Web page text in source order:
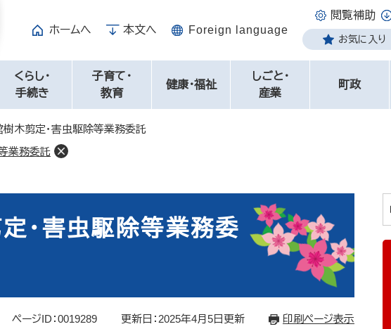
ホームへ 本文へ Foreign language
閲覧補助
お気に入り
くらし・
手続き
子育て・
教育
健康・福祉
しごと・
産業
町政
樹木剪定・害虫駆除等業務委託
業務委託
・害虫駆除等業務委
ページID：0019289 更新日：2025年4月5日更新 印刷ページ表示